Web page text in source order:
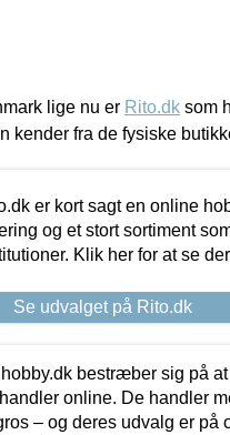
lige nu er Rito.dk som
kender fra de fysiske
er kort sagt en online
og et stort sortiment
Klik her for at se
Se udvalget på Rito.dk
bestræber sig på
online. De handler
– og deres udvalg er på